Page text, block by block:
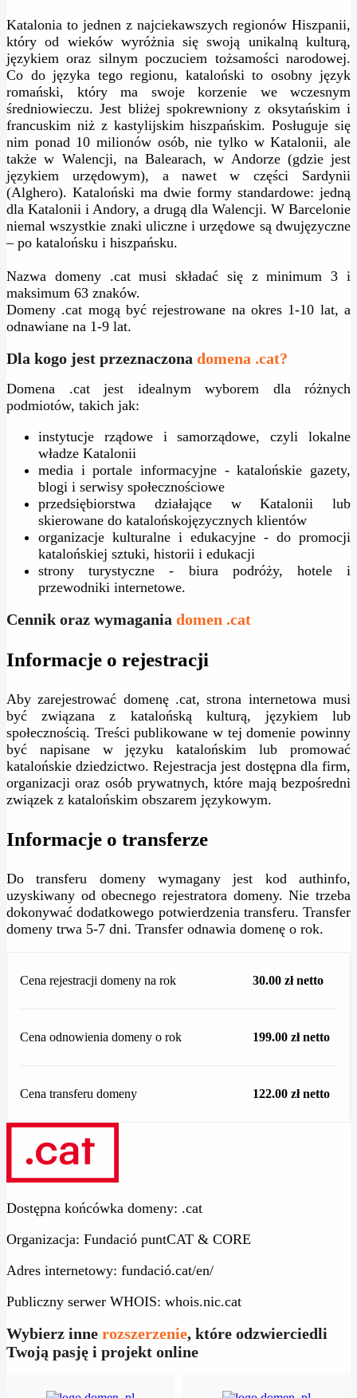
Katalonia to jednen z najciekawszych regionów Hiszpanii,
który od wieków wyróżnia się swoją unikalną kulturą,
językiem oraz silnym poczuciem tożsamości narodowej.
Co do języka tego regionu, kataloński to osobny język
romański, który ma swoje korzenie we wczesnym
średniowieczu. Jest bliżej spokrewniony z oksytańskim i
francuskim niż z kastylijskim hiszpańskim. Posługuje się
nim ponad 10 milionów osób, nie tylko w Katalonii, ale
także w Walencji, na Balearach, w Andorze (gdzie jest
językiem urzędowym), a nawet w części Sardynii
(Alghero). Kataloński ma dwie formy standardowe: jedną
dla Katalonii i Andory, a drugą dla Walencji. W Barcelonie
niemal wszystkie znaki uliczne i urzędowe są dwujęzyczne
– po katalońsku i hiszpańsku.
Nazwa domeny .cat musi składać się z minimum 3 i
maksimum 63 znaków.
Domeny .cat mogą być rejestrowane na okres 1-10 lat, a
odnawiane na 1-9 lat.
Dla kogo jest przeznaczona domena .cat?
Domena .cat jest idealnym wyborem dla różnych
podmiotów, takich jak:
instytucje rządowe i samorządowe, czyli lokalne
władze Katalonii
media i portale informacyjne - katalońskie gazety,
blogi i serwisy społecznościowe
przedsiębiorstwa działające w Katalonii lub
skierowane do katalońskojęzycznych klientów
organizacje kulturalne i edukacyjne - do promocji
katalońskiej sztuki, historii i edukacji
strony turystyczne - biura podróży, hotele i
przewodniki internetowe.
Cennik oraz wymagania domen .cat
Informacje o rejestracji
Aby zarejestrować domenę .cat, strona internetowa musi
być związana z katalońską kulturą, językiem lub
społecznością. Treści publikowane w tej domenie powinny
być napisane w języku katalońskim lub promować
katalońskie dziedzictwo. Rejestracja jest dostępna dla firm,
organizacji oraz osób prywatnych, które mają bezpośredni
związek z katalońskim obszarem językowym.
Informacje o transferze
Do transferu domeny wymagany jest kod authinfo,
uzyskiwany od obecnego rejestratora domeny. Nie trzeba
dokonywać dodatkowego potwierdzenia transferu. Transfer
domeny trwa 5-7 dni. Transfer odnawia domenę o rok.
Cena rejestracji domeny na rok 30.00 zł netto
Cena odnowienia domeny o rok 199.00 zł netto
Cena transferu domeny 122.00 zł netto
Dostępna końcówka domeny: .cat
Organizacja: Fundació puntCAT & CORE
Adres internetowy: fundació.cat/en/
Publiczny serwer WHOIS: whois.nic.cat
Wybierz inne rozszerzenie, które odzwierciedli
Twoją pasję i projekt online